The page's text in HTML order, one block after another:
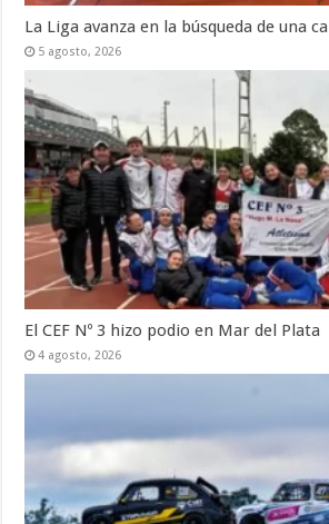
La Liga avanza en la búsqueda de una
5 agosto, 2026
El CEF Nº 3 hizo podio en Mar del Plata
4 agosto, 2026